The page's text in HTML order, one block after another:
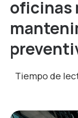
oficinas
Tiempo de